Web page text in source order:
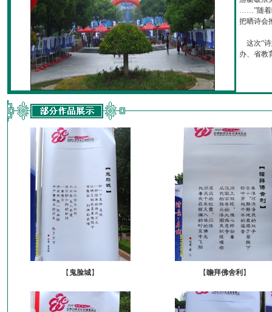
……”随着
把晒诗会
这次“诗
办、省教
【 鬼脸城】 【 瞻拜佛舍利 】